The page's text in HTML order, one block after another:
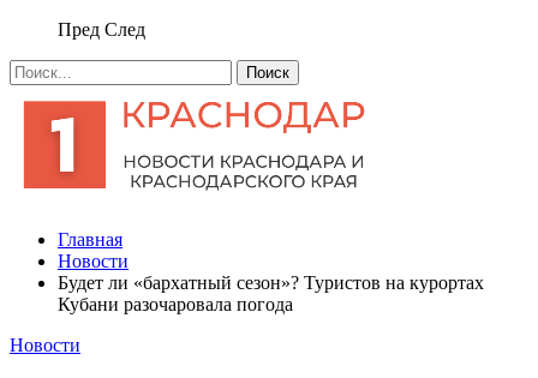
Пред След
Главная
Новости
Будет ли «бархатный сезон»? Туристов на курортах
Кубани разочаровала погода
Новости